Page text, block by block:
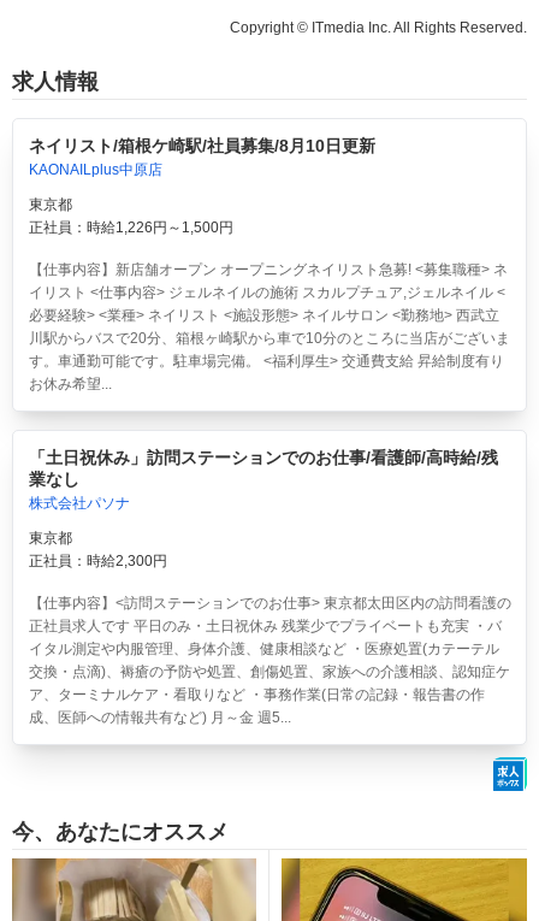
Copyright © ITmedia Inc. All Rights Reserved.
求人情報
ネイリスト/箱根ケ崎駅/社員募集/8月10日更新
KAONAILplus中原店
東京都
正社員：時給1,226円～1,500円
【仕事内容】新店舗オープン オープニングネイリスト急募! <募集職種> ネ
イリスト <仕事内容> ジェルネイルの施術 スカルプチュア,ジェルネイル <
必要経験> <業種> ネイリスト <施設形態> ネイルサロン <勤務地> 西武立
川駅からバスで20分、箱根ヶ崎駅から車で10分のところに当店がございま
す。車通勤可能です。駐車場完備。 <福利厚生> 交通費支給 昇給制度有り
お休み希望...
「土日祝休み」訪問ステーションでのお仕事/看護師/高時給/残
業なし
株式会社パソナ
東京都
正社員：時給2,300円
【仕事内容】<訪問ステーションでのお仕事> 東京都太田区内の訪問看護の
正社員求人です 平日のみ・土日祝休み 残業少でプライベートも充実 ・バ
イタル測定や内服管理、身体介護、健康相談など ・医療処置(カテーテル
交換・点滴)、褥瘡の予防や処置、創傷処置、家族への介護相談、認知症ケ
ア、ターミナルケア・看取りなど ・事務作業(日常の記録・報告書の作
成、医師への情報共有など) 月～金 週5...
今、あなたにオススメ